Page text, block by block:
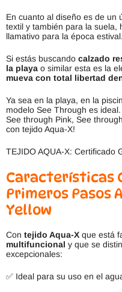
En cuanto al diseño es de un
textil y también para la suela,
llamativo para la época estival.
Si estás buscando calzado
la playa o similar esta es la
mueva con total libertad
Ya sea en la playa, en la
modelo See Through es
See through Pink, See
con tejido Aqua-X!
TEJIDO AQUA-X: Certificado
Características
Primeros Pasos
Yellow
Con tejido Aqua-X que está
multifuncional y que se
excepcionales:
✅ Ideal para su uso en el